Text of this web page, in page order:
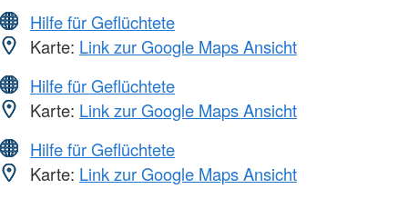
Hilfe für Geflüchtete
Karte: Link zur Google Maps Ansicht
Hilfe für Geflüchtete
Karte: Link zur Google Maps Ansicht
Hilfe für Geflüchtete
Karte: Link zur Google Maps Ansicht